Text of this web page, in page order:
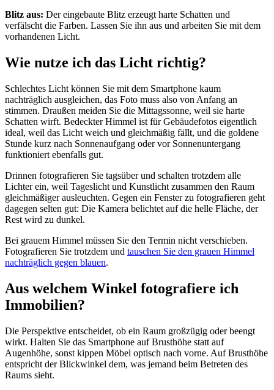
Blitz aus: Der eingebaute Blitz erzeugt harte Schatten und
verfälscht die Farben. Lassen Sie ihn aus und arbeiten Sie mit dem
vorhandenen Licht.
Wie nutze ich das Licht richtig?
Schlechtes Licht können Sie mit dem Smartphone kaum
nachträglich ausgleichen, das Foto muss also von Anfang an
stimmen. Draußen meiden Sie die Mittagssonne, weil sie harte
Schatten wirft. Bedeckter Himmel ist für Gebäudefotos eigentlich
ideal, weil das Licht weich und gleichmäßig fällt, und die goldene
Stunde kurz nach Sonnenaufgang oder vor Sonnenuntergang
funktioniert ebenfalls gut.
Drinnen fotografieren Sie tagsüber und schalten trotzdem alle
Lichter ein, weil Tageslicht und Kunstlicht zusammen den Raum
gleichmäßiger ausleuchten. Gegen ein Fenster zu fotografieren geht
dagegen selten gut: Die Kamera belichtet auf die helle Fläche, der
Rest wird zu dunkel.
Bei grauem Himmel müssen Sie den Termin nicht verschieben.
Fotografieren Sie trotzdem und tauschen Sie den grauen Himmel
nachträglich gegen blauen.
Aus welchem Winkel fotografiere ich
Immobilien?
Die Perspektive entscheidet, ob ein Raum großzügig oder beengt
wirkt. Halten Sie das Smartphone auf Brusthöhe statt auf
Augenhöhe, sonst kippen Möbel optisch nach vorne. Auf Brusthöhe
entspricht der Blickwinkel dem, was jemand beim Betreten des
Raums sieht.